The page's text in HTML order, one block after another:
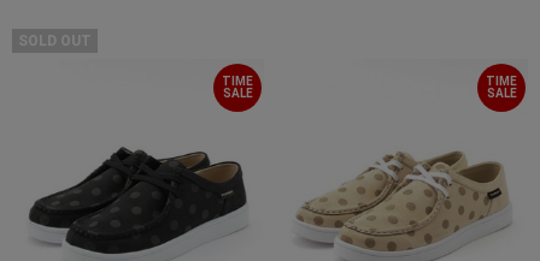
SOLD OUT
TIME
SALE
TIME
SALE